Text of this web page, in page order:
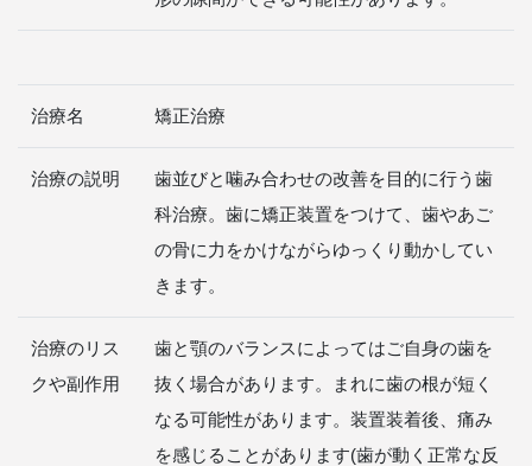
治療名 矯正治療
治療の説明
歯並びと噛み合わせの改善を目的に行う歯
科治療。歯に矯正装置をつけて、歯やあご
の骨に力をかけながらゆっくり動かしてい
きます。
治療のリス
クや副作用
歯と顎のバランスによってはご自身の歯を
抜く場合があります。まれに歯の根が短く
なる可能性があります。装置装着後、痛み
を感じることがあります(歯が動く正常な反